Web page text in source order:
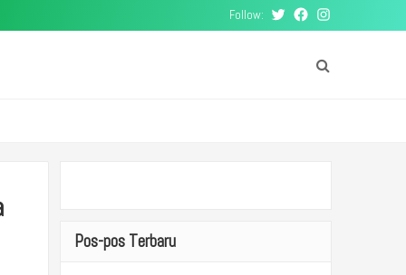
Follow: TwitterFacebookInstagram
Pos-pos Terbaru